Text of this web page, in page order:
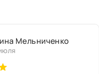
Мельниченко